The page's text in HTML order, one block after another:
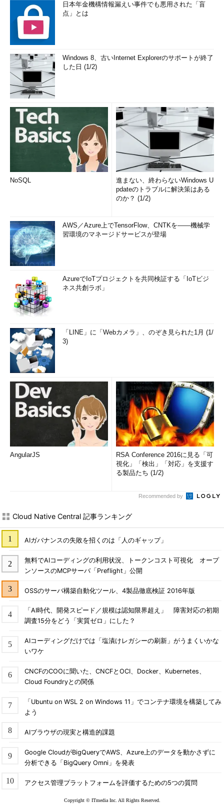
日本年金機構情報漏えい事件でも悪用された「盲
点」とは
Windows 8、古いInternet Explorerのサポートが終了
した日 (1/2)
NoSQL
進まない、終わらないWindows U
pdateのトラブルに解決策はある
のか？ (1/2)
AWS／Azure上でTensorFlow、CNTKを――機械学
習環境のマネージドサービスが登場
AzureでIoTプロジェクトを共同検証する「IoTビジ
ネス共創ラボ」
「LINE」に「Webカメラ」、のぞき見られた1月 (1/
3)
AngularJS
RSA Conference 2016に見る「可
視化」「検出」「対応」を支援す
る製品たち (1/2)
Recommended by
Cloud Native Central 記事ランキング
AIガバナンスの失敗を招くのは「人のギャップ」
無料でAIコーディングの利用状況、トークンコスト可視化 オープ
ンソースのMCPサーバ「Preflight」公開
OSSのサーバ構築自動化ツール、4製品徹底検証 2016年版
「AI時代、開発スピード／規模は認知限界超え」 障害対応の初期
調査15分をどう「実質ゼロ」にした？
AIコーディングだけでは「塩漬けレガシーの刷新」がうまくいかな
いワケ
CNCFのCOOに聞いた、CNCFとOCI、Docker、Kubernetes、
Cloud Foundryとの関係
「Ubuntu on WSL 2 on Windows 11」でコンテナ環境を構築してみ
よう
AIブラウザの現実と構造的課題
Google CloudがBigQueryでAWS、Azure上のデータを動かさずに
分析できる「BigQuery Omni」を発表
アクセス管理プラットフォームを評価するための5つの質問
Copyright © ITmedia Inc. All Rights Reserved.